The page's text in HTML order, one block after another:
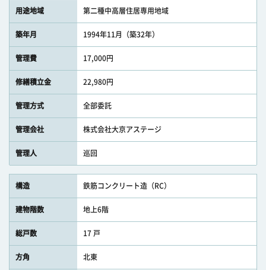
用途地域 第二種中高層住居専用地域
築年月 1994年11月（築32年）
管理費 17,000円
修繕積立金 22,980円
管理方式 全部委託
管理会社 株式会社大京アステージ
管理人 巡回
構造 鉄筋コンクリート造（RC）
建物階数 地上6階
総戸数 17 戸
方角 北東